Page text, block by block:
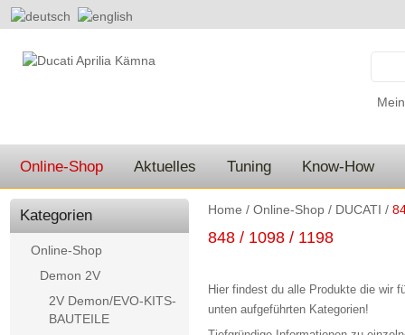
Online-Shop Aktuelles Tuning Know-How
Home / Online-Shop / DUCATI /
848 / 1098 / 1198
Hier findest du alle Produkte die wir
unten aufgeführten Kategorien!
Kategorien
Online-Shop
Demon 2V
2V Demon/EVO-KITS-
BAUTEILE